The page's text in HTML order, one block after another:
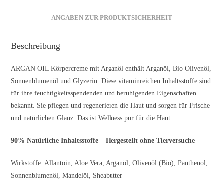
ANGABEN ZUR PRODUKTSICHERHEIT
Beschreibung
ARGAN OIL Körpercreme mit Arganöl enthält Arganöl, Bio Olivenöl,
Sonnenblumenöl und Glyzerin. Diese vitaminreichen Inhaltsstoffe sind
für ihre feuchtigkeitsspendenden und beruhigenden Eigenschaften
bekannt. Sie pflegen und regenerieren die Haut und sorgen für Frische
und natürlichen Glanz. Das ist Wellness pur für die Haut.
90%Natürliche Inhaltsstoffe – Hergestellt ohne Tierversuche
Wirkstoffe: Allantoin, Aloe Vera, Arganöl, Olivenöl (Bio), Panthenol,
Sonnenblumenöl, Mandelöl, Sheabutter